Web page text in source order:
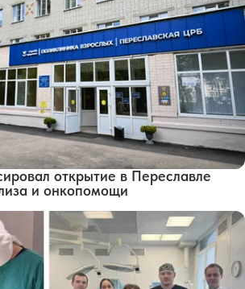
открытие в Переславле
и онкопомощи